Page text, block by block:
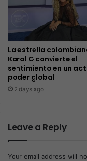
La estrella
Karol G convierte el
sentimiento en un
poder global
2 days ago
Leave a Reply
Your email address will